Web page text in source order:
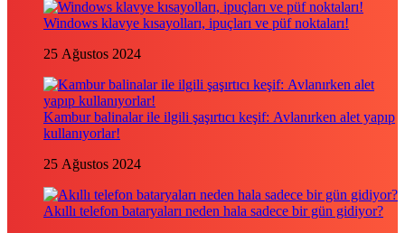
Windows klavye kısayolları, ipuçları ve püf noktaları!
25 Ağustos 2024
Kambur balinalar ile ilgili şaşırtıcı keşif: Avlanırken alet yapıp
kullanıyorlar!
25 Ağustos 2024
Akıllı telefon bataryaları neden hala sadece bir gün gidiyor?